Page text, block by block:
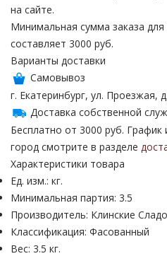
на сайте.
Минимальная сумма заказа
составляет 3000 руб.
Варианты доставки
Самовывоз
г. Екатеринбург, ул. Проезжая,
Доставка собственной
Бесплатно от 3000 руб.
город смотрите в разделе
Характеристики товара
Ед. изм.: кг.
Минимальная партия: 3.5
Производитель: Клинские
Классификация: Фасованный
Вес: 3.5 кг.